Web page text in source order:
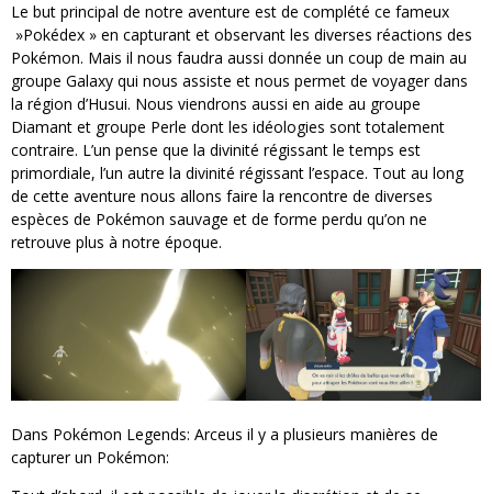
Le but principal de notre aventure est de complété ce fameux
»Pokédex » en capturant et observant les diverses réactions des
Pokémon. Mais il nous faudra aussi donnée un coup de main au
groupe Galaxy qui nous assiste et nous permet de voyager dans
la région d’Husui. Nous viendrons aussi en aide au groupe
Diamant et groupe Perle dont les idéologies sont totalement
contraire. L’un pense que la divinité régissant le temps est
primordiale, l’un autre la divinité régissant l’espace. Tout au long
de cette aventure nous allons faire la rencontre de diverses
espèces de Pokémon sauvage et de forme perdu qu’on ne
retrouve plus à notre époque.
Dans Pokémon Legends: Arceus il y a plusieurs manières de
capturer un Pokémon: